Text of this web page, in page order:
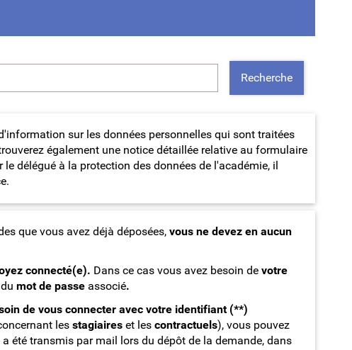
Recherche
sur les données personnelles qui sont traitées
également une notice détaillée relative au formulaire
délégué à la protection des données de l'académie, il
que vous avez déjà déposées, vous ne devez en aucun
connecté(e). Dans ce cas vous avez besoin de votre
mot de passe associé.
de vous connecter avec votre identifiant (**)
les stagiaires et les contractuels), vous pouvez
été transmis par mail lors du dépôt de la demande, dans